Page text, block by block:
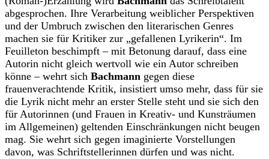
abgesprochen. Ihre Verarbeitung weiblicher Perspektiven
und der Umbruch zwischen den literarischen Genres
machen sie für Kritiker zur „gefallenen Lyrikerin“. Im
Feuilleton beschimpft – mit Betonung darauf, dass eine
Autorin nicht gleich wertvoll wie ein Autor schreiben
könne – wehrt sich Bachmann gegen diese
frauenverachtende Kritik, insistiert umso mehr, dass für sie
die Lyrik nicht mehr an erster Stelle steht und sie sich den
für Autorinnen (und Frauen in Kreativ- und Kunsträumen
im Allgemeinen) geltenden Einschränkungen nicht beugen
mag. Sie wehrt sich gegen imaginierte Vorstellungen
davon, was Schriftstellerinnen dürfen und was nicht.